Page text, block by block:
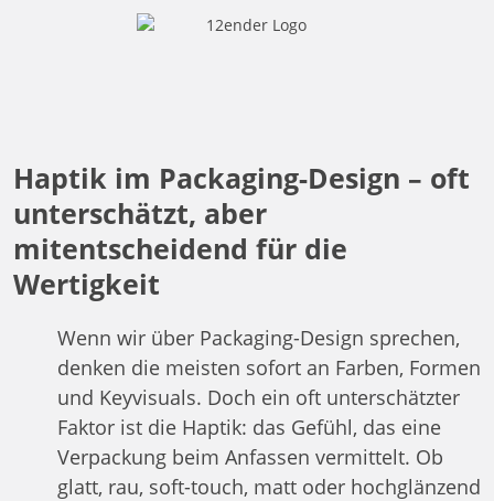
Haptik im Packaging-Design – oft
unterschätzt, aber
mitentscheidend für die
Wertigkeit
Wenn wir über Packaging-Design sprechen,
denken die meisten sofort an Farben, Formen
und Keyvisuals. Doch ein oft unterschätzter
Faktor ist die Haptik: das Gefühl, das eine
Verpackung beim Anfassen vermittelt. Ob
glatt, rau, soft-touch, matt oder hochglänzend